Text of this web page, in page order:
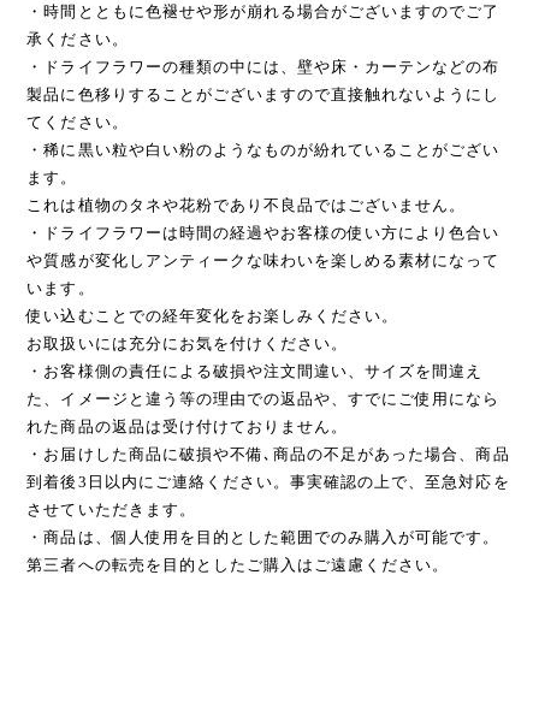
・時間とともに色褪せや形が崩れる場合がございますのでご了
承ください。
・ドライフラワーの種類の中には、壁や床・カーテンなどの布
製品に色移りすることがございますので直接触れないようにし
てください。
・稀に黒い粒や白い粉のようなものが紛れていることがござい
ます。
これは植物のタネや花粉であり不良品ではございません。
・ドライフラワーは時間の経過やお客様の使い方により色合い
や質感が変化しアンティークな味わいを楽しめる素材になって
います。
使い込むことでの経年変化をお楽しみください。
お取扱いには充分にお気を付けください。
・お客様側の責任による破損や注文間違い、サイズを間違え
た、イメージと違う等の理由での返品や、すでにご使用になら
れた商品の返品は受け付けておりません。
・お届けした商品に破損や不備､商品の不足があった場合、商品
到着後3日以内にご連絡ください。事実確認の上で、至急対応を
させていただきます。
・商品は、個人使用を目的とした範囲でのみ購入が可能です。
第三者への転売を目的としたご購入はご遠慮ください。